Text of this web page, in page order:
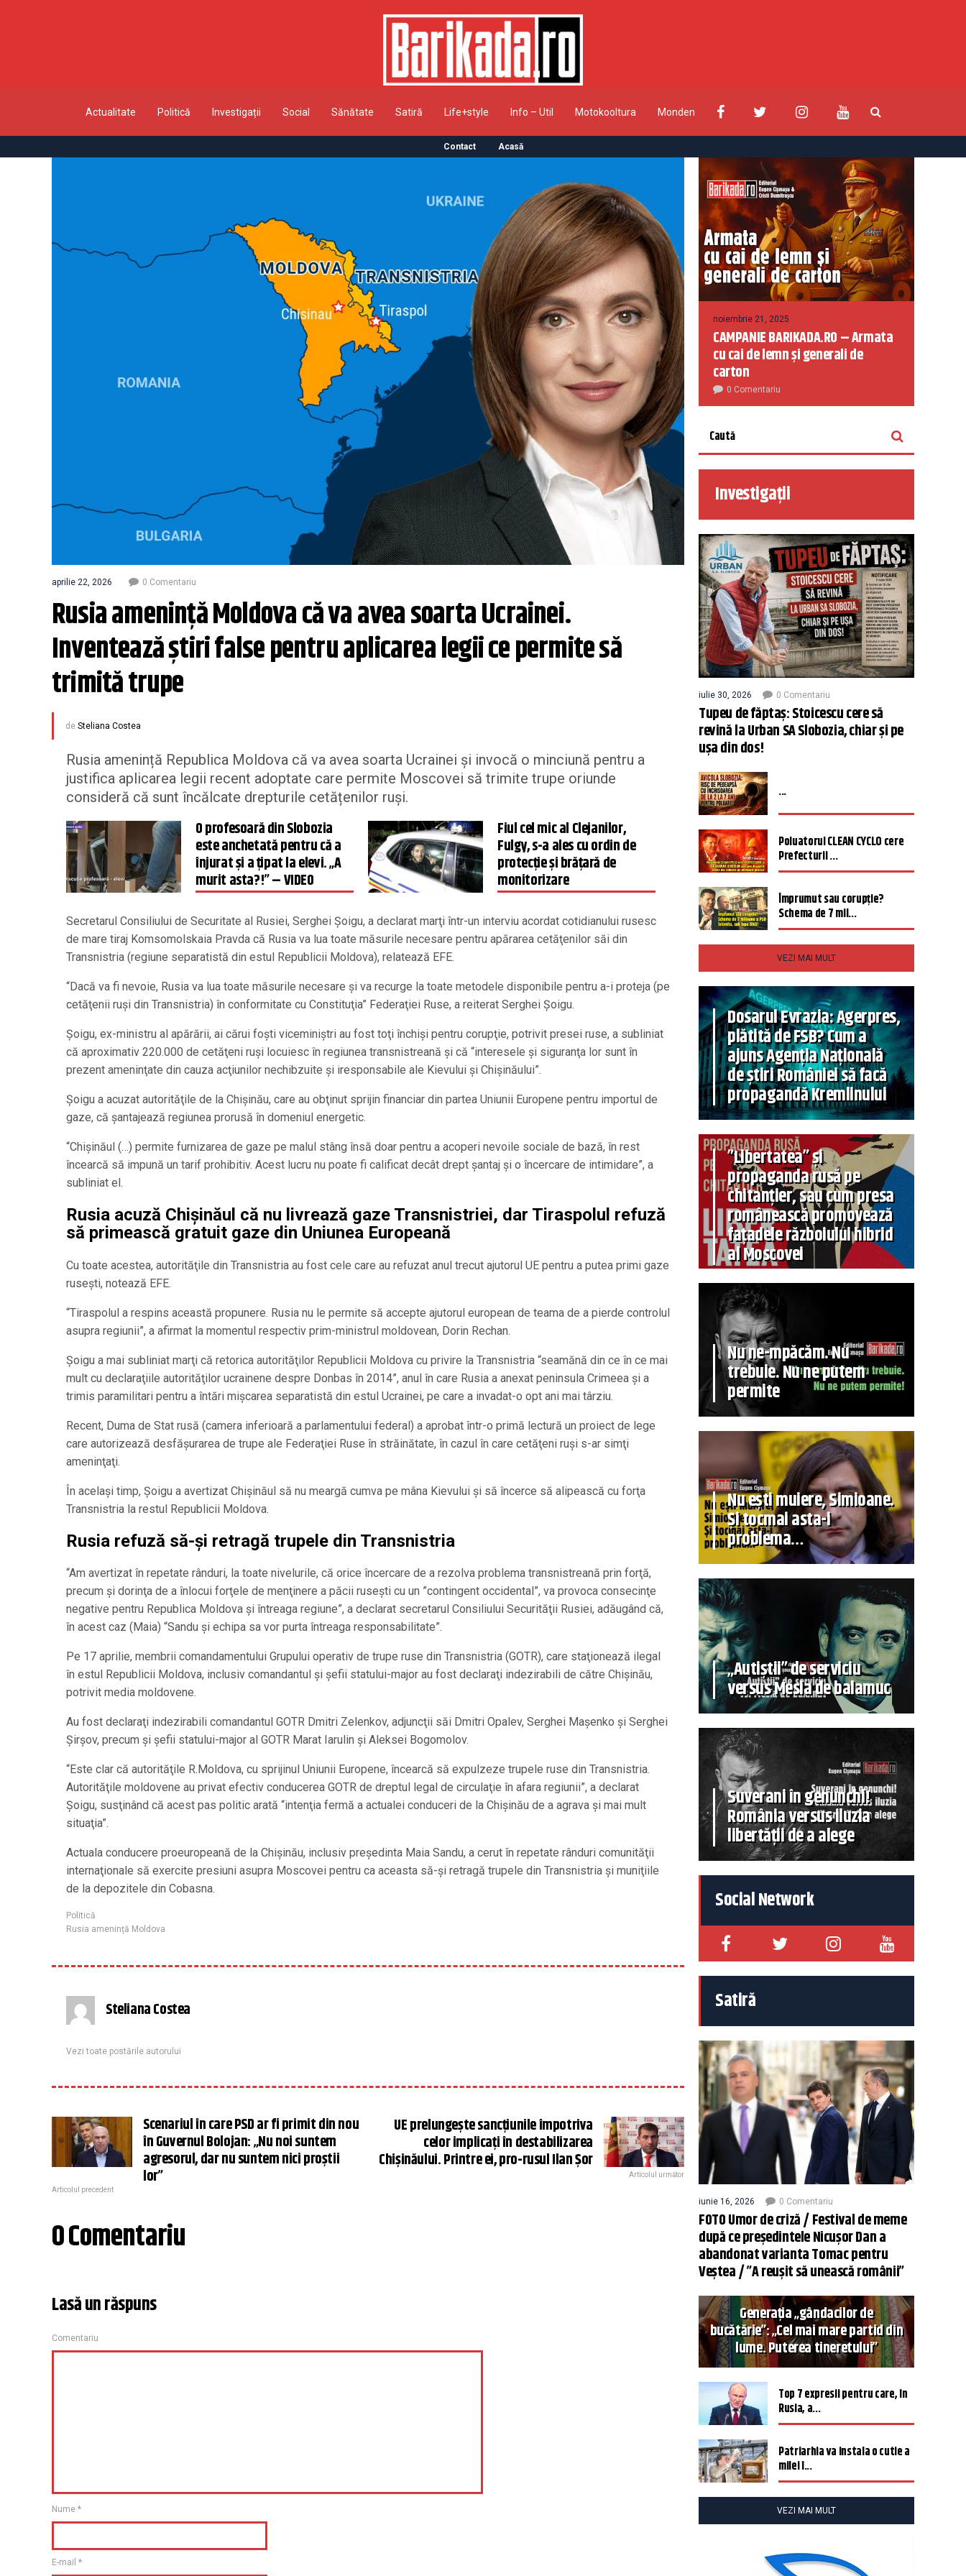
Actualitate Politică Investigații Social Sănătate Satiră Life+style Info – Util Motokooltura Monden
Contact Acasă
aprilie 22, 2026 0 Comentariu
Rusia amenință Moldova că va avea soarta Ucrainei.
Inventează știri false pentru aplicarea legii ce permite să
trimită trupe
de Steliana Costea
Rusia amenință Republica Moldova că va avea soarta Ucrainei și invocă o minciună pentru a
justifica aplicarea legii recent adoptate care permite Moscovei să trimite trupe oriunde
consideră că sunt încălcate drepturile cetățenilor ruși.
O profesoară din Slobozia
este anchetată pentru că a
înjurat și a țipat la elevi. „A
murit asta?!” – VIDEO
Fiul cel mic al Clejanilor,
Fulgy, s-a ales cu ordin de
protecție și brățară de
monitorizare
Secretarul Consiliului de Securitate al Rusiei, Serghei Şoigu, a declarat marţi într-un interviu acordat cotidianului rusesc
de mare tiraj Komsomolskaia Pravda că Rusia va lua toate măsurile necesare pentru apărarea cetăţenilor săi din
Transnistria (regiune separatistă din estul Republicii Moldova), relatează EFE.
“Dacă va fi nevoie, Rusia va lua toate măsurile necesare şi va recurge la toate metodele disponibile pentru a-i proteja (pe
cetăţenii ruşi din Transnistria) în conformitate cu Constituţia” Federaţiei Ruse, a reiterat Serghei Şoigu.
Şoigu, ex-ministru al apărării, ai cărui foşti viceminiştri au fost toţi închişi pentru corupţie, potrivit presei ruse, a subliniat
că aproximativ 220.000 de cetăţeni ruşi locuiesc în regiunea transnistreană şi că “interesele şi siguranţa lor sunt în
prezent ameninţate din cauza acţiunilor nechibzuite şi iresponsabile ale Kievului şi Chişinăului”.
Şoigu a acuzat autorităţile de la Chişinău, care au obţinut sprijin financiar din partea Uniunii Europene pentru importul de
gaze, că şantajează regiunea prorusă în domeniul energetic.
“Chişinăul (…) permite furnizarea de gaze pe malul stâng însă doar pentru a acoperi nevoile sociale de bază, în rest
încearcă să impună un tarif prohibitiv. Acest lucru nu poate fi calificat decât drept şantaj şi o încercare de intimidare”, a
subliniat el.
Rusia acuză Chișinăul că nu livrează gaze Transnistriei, dar Tiraspolul refuză
să primească gratuit gaze din Uniunea Europeană
Cu toate acestea, autorităţile din Transnistria au fost cele care au refuzat anul trecut ajutorul UE pentru a putea primi gaze
ruseşti, notează EFE.
“Tiraspolul a respins această propunere. Rusia nu le permite să accepte ajutorul european de teama de a pierde controlul
asupra regiunii”, a afirmat la momentul respectiv prim-ministrul moldovean, Dorin Rechan.
Şoigu a mai subliniat marţi că retorica autorităţilor Republicii Moldova cu privire la Transnistria “seamănă din ce în ce mai
mult cu declaraţiile autorităţilor ucrainene despre Donbas în 2014”, anul în care Rusia a anexat peninsula Crimeea şi a
trimis paramilitari pentru a întări mişcarea separatistă din estul Ucrainei, pe care a invadat-o opt ani mai târziu.
Recent, Duma de Stat rusă (camera inferioară a parlamentului federal) a aprobat într-o primă lectură un proiect de lege
care autorizează desfăşurarea de trupe ale Federaţiei Ruse în străinătate, în cazul în care cetăţeni ruşi s-ar simţi
ameninţaţi.
În acelaşi timp, Şoigu a avertizat Chişinăul să nu meargă cumva pe mâna Kievului şi să încerce să alipească cu forţa
Transnistria la restul Republicii Moldova.
Rusia refuză să-și retragă trupele din Transnistria
“Am avertizat în repetate rânduri, la toate nivelurile, că orice încercare de a rezolva problema transnistreană prin forţă,
precum şi dorinţa de a înlocui forţele de menţinere a păcii ruseşti cu un ”contingent occidental”, va provoca consecinţe
negative pentru Republica Moldova şi întreaga regiune”, a declarat secretarul Consiliului Securităţii Rusiei, adăugând că,
în acest caz (Maia) “Sandu şi echipa sa vor purta întreaga responsabilitate”.
Pe 17 aprilie, membrii comandamentului Grupului operativ de trupe ruse din Transnistria (GOTR), care staţionează ilegal
în estul Republicii Moldova, inclusiv comandantul şi şefii statului-major au fost declaraţi indezirabili de către Chişinău,
potrivit media moldovene.
Au fost declaraţi indezirabili comandantul GOTR Dmitri Zelenkov, adjuncţii săi Dmitri Opalev, Serghei Maşenko şi Serghei
Şirşov, precum şi şefii statului-major al GOTR Marat Iarulin şi Aleksei Bogomolov.
“Este clar că autorităţile R.Moldova, cu sprijinul Uniunii Europene, încearcă să expulzeze trupele ruse din Transnistria.
Autorităţile moldovene au privat efectiv conducerea GOTR de dreptul legal de circulaţie în afara regiunii”, a declarat
Şoigu, susţinând că acest pas politic arată “intenţia fermă a actualei conduceri de la Chişinău de a agrava şi mai mult
situaţia”.
Actuala conducere proeuropeană de la Chişinău, inclusiv preşedinta Maia Sandu, a cerut în repetate rânduri comunităţii
internaţionale să exercite presiuni asupra Moscovei pentru ca aceasta să-şi retragă trupele din Transnistria şi muniţiile
de la depozitele din Cobasna.
Politică
Rusia amenință Moldova
Steliana Costea
Vezi toate postările autorului
Scenariul în care PSD ar fi primit din nou
în Guvernul Bolojan: „Nu noi suntem
agresorul, dar nu suntem nici proştii
lor”
Articolul precedent
UE prelungește sancțiunile împotriva
celor implicați în destabilizarea
Chișinăului. Printre ei, pro-rusul Ilan Șor
Articolul următor
0 Comentariu
Lasă un răspuns
Comentariu
Nume *
E-mail *
noiembrie 21, 2025
CAMPANIE BARIKADA.RO – Armata
cu cai de lemn și generali de
carton
0 Comentariu
Investigații
iulie 30, 2026 0 Comentariu
Tupeu de făptaș: Stoicescu cere să
revină la Urban SA Slobozia, chiar și pe
ușa din dos!
...
Poluatorul CLEAN CYCLO cere
Prefecturii ...
Împrumut sau corupție?
Schema de 7 mil...
VEZI MAI MULT
Dosarul Evrazia: Agerpres,
plătită de FSB? Cum a
ajuns Agenția Națională
de știri României să facă
propagandă Kremlinului
”Libertatea” și
propaganda rusă pe
chitanțier, sau cum presa
românească promovează
fațadele războiului hibrid
al Moscovei
Nu ne-mpăcăm. Nu
trebuie. Nu ne putem
permite
Nu ești muiere, Simioane.
Și tocmai asta-i
problema…
„Autiștii” de serviciu
versus Mesia de balamuc
Suverani în genunchi!
România versus iluzia
libertății de a alege
Social Network
Satiră
iunie 16, 2026 0 Comentariu
FOTO Umor de criză / Festival de meme
după ce președintele Nicușor Dan a
abandonat varianta Tomac pentru
Veștea / ”A reușit să unească românii”
Generația „gândacilor de
bucătărie”: „Cel mai mare partid din
lume. Puterea tineretului”
Top 7 expresii pentru care, în
Rusia, a...
Patriarhia va instala o cutie a
milei î...
VEZI MAI MULT